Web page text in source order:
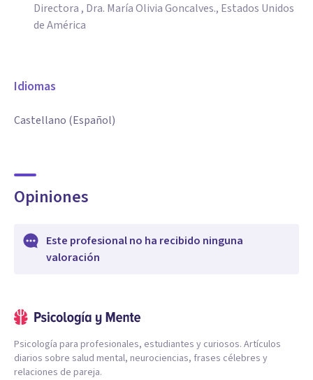
Directora , Dra. María Olivia Goncalves., Estados Unidos
de América
Idiomas
Castellano (Español)
Opiniones
Este profesional no ha recibido ninguna
valoración
Psicología para profesionales, estudiantes y curiosos. Artículos
diarios sobre salud mental, neurociencias, frases célebres y
relaciones de pareja.